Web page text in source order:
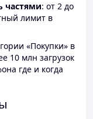
частями: от 2 до
лимит в
«Покупки» в
10 млн загрузок
где и когда